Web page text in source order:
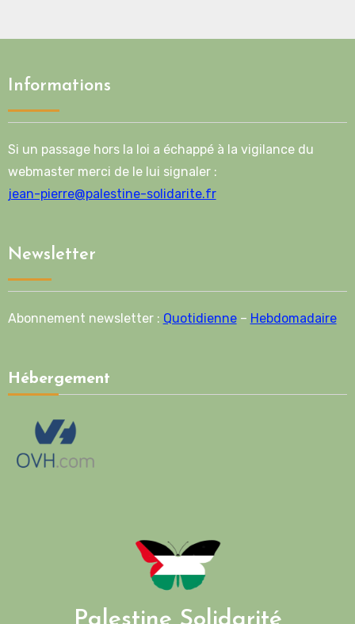
Informations
Si un passage hors la loi a échappé à la vigilance du
webmaster merci de le lui signaler :
jean-pierre@palestine-solidarite.fr
Newsletter
Abonnement newsletter : Quotidienne– Hebdomadaire
Hébergement